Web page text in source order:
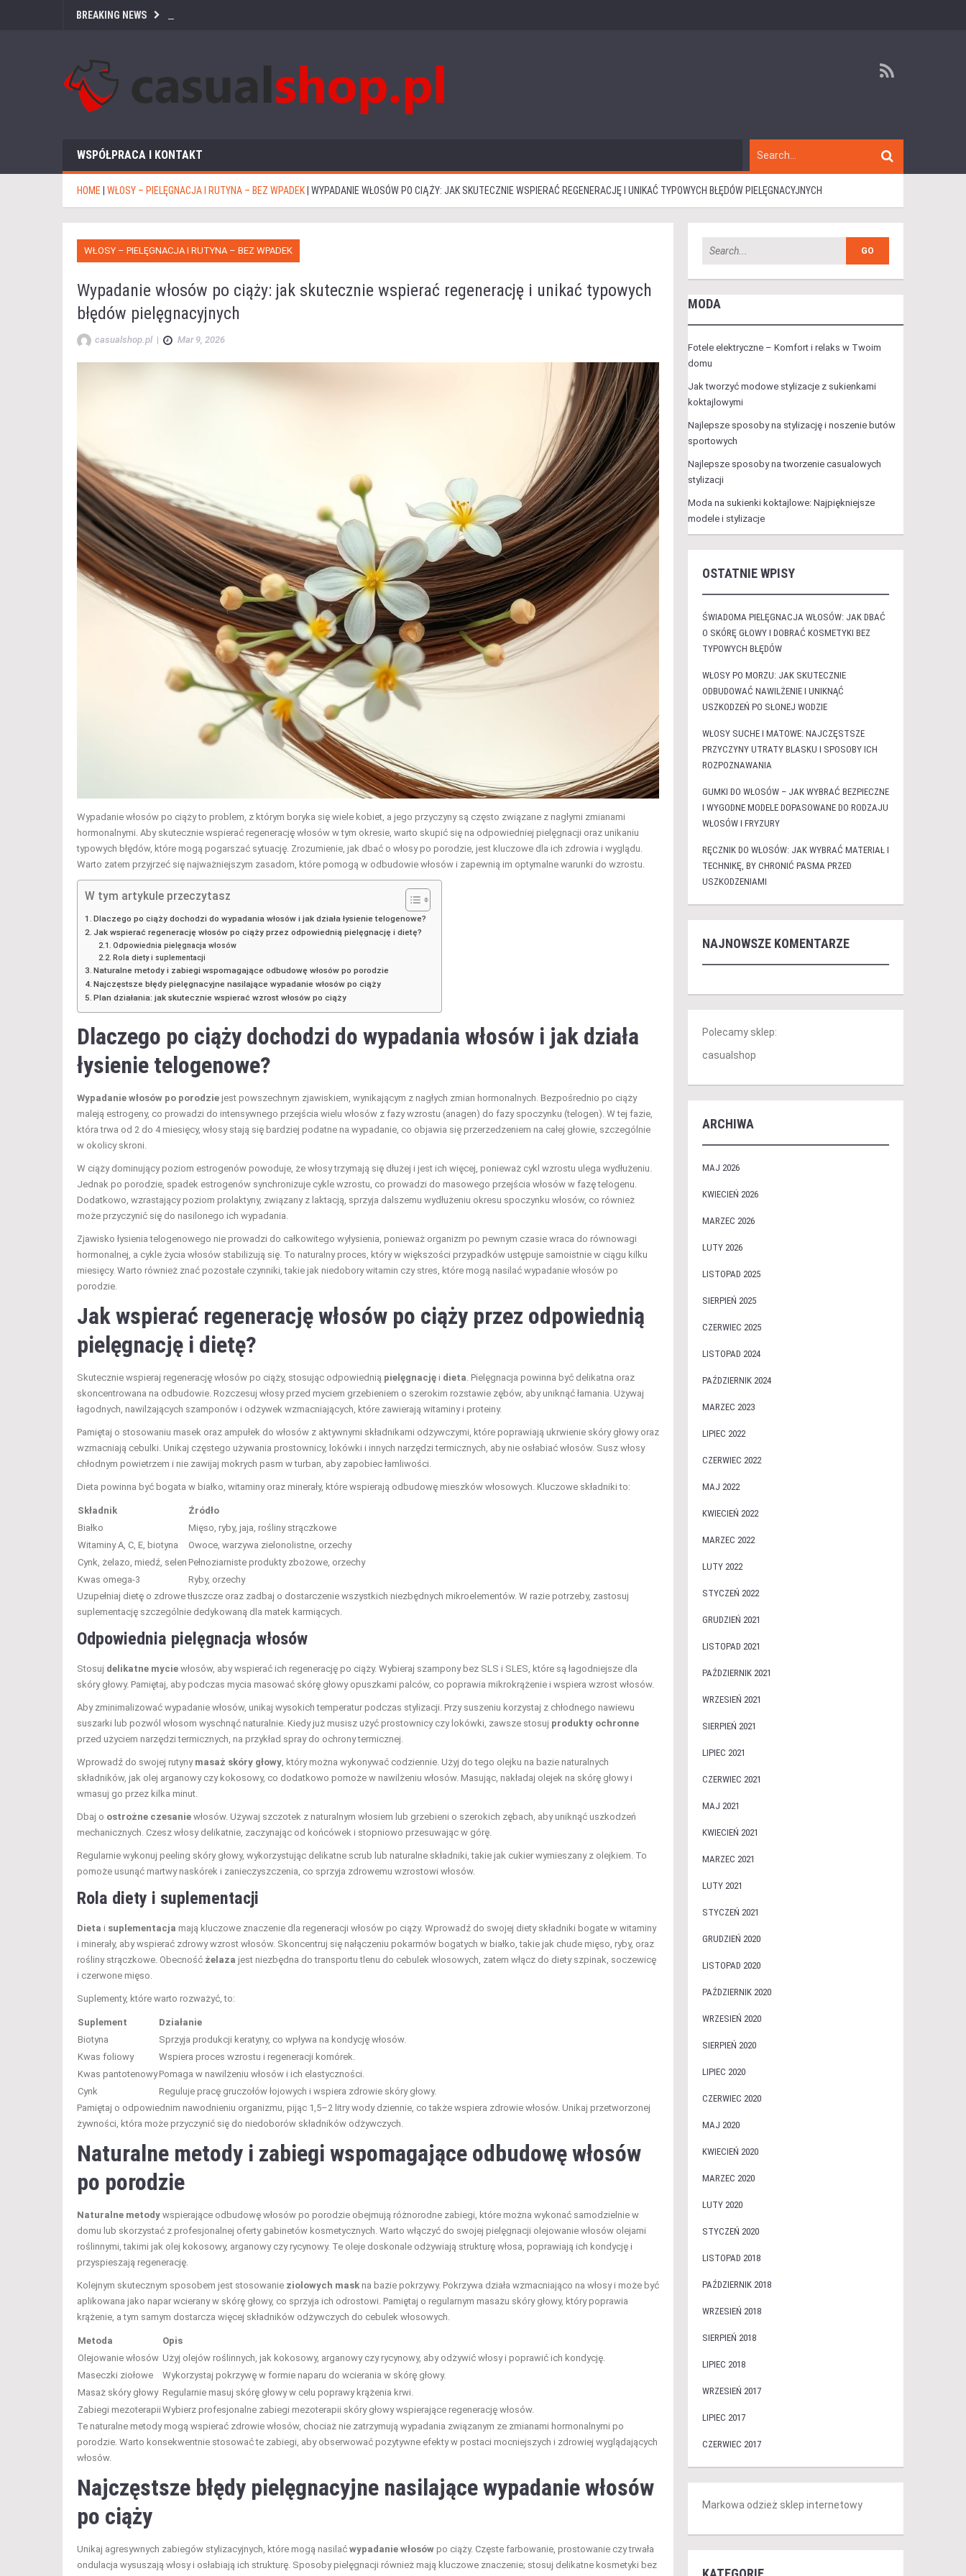
BREAKING NEWS
WSPÓŁPRACA I KONTAKT
HOME WŁOSY – PIELĘGNACJA I RUTYNA – BEZ WPADEK WYPADANIE WŁOSÓW PO CIĄŻY: JAK SKUTECZNIE WSPIERAĆ REGENERACJĘ I UNIKAĆ TYPOWYCH BŁĘDÓW PIELĘGNACYJNYCH
WŁOSY – PIELĘGNACJA I RUTYNA – BEZ WPADEK
Wypadanie włosów po ciąży: jak skutecznie wspierać regenerację i unikać typowych
błędów pielęgnacyjnych
casualshop.pl | Mar 9, 2026
Wypadanie włosów po ciąży to problem, z którym boryka się wiele kobiet, a jego przyczyny są często związane z nagłymi zmianami
hormonalnymi. Aby skutecznie wspierać regenerację włosów w tym okresie, warto skupić się na odpowiedniej pielęgnacji oraz unikaniu
typowych błędów, które mogą pogarszać sytuację. Zrozumienie, jak dbać o włosy po porodzie, jest kluczowe dla ich zdrowia i wyglądu.
Warto zatem przyjrzeć się najważniejszym zasadom, które pomogą w odbudowie włosów i zapewnią im optymalne warunki do wzrostu.
W tym artykule przeczytasz
Dlaczego po ciąży dochodzi do wypadania włosów i jak działa łysienie telogenowe?
Jak wspierać regenerację włosów po ciąży przez odpowiednią pielęgnację i dietę?
Odpowiednia pielęgnacja włosów
Rola diety i suplementacji
Naturalne metody i zabiegi wspomagające odbudowę włosów po porodzie
Najczęstsze błędy pielęgnacyjne nasilające wypadanie włosów po ciąży
Plan działania: jak skutecznie wspierać wzrost włosów po ciąży
Dlaczego po ciąży dochodzi do wypadania włosów i jak działa
łysienie telogenowe?
Wypadanie włosów po porodzie jest powszechnym zjawiskiem, wynikającym z nagłych zmian hormonalnych. Bezpośrednio po ciąży
maleją estrogeny, co prowadzi do intensywnego przejścia wielu włosów z fazy wzrostu (anagen) do fazy spoczynku (telogen). W tej fazie,
która trwa od 2 do 4 miesięcy, włosy stają się bardziej podatne na wypadanie, co objawia się przerzedzeniem na całej głowie, szczególnie
w okolicy skroni.
W ciąży dominujący poziom estrogenów powoduje, że włosy trzymają się dłużej i jest ich więcej, ponieważ cykl wzrostu ulega wydłużeniu.
Jednak po porodzie, spadek estrogenów synchronizuje cykle wzrostu, co prowadzi do masowego przejścia włosów w fazę telogenu.
Dodatkowo, wzrastający poziom prolaktyny, związany z laktacją, sprzyja dalszemu wydłużeniu okresu spoczynku włosów, co również
może przyczynić się do nasilonego ich wypadania.
Zjawisko łysienia telogenowego nie prowadzi do całkowitego wyłysienia, ponieważ organizm po pewnym czasie wraca do równowagi
hormonalnej, a cykle życia włosów stabilizują się. To naturalny proces, który w większości przypadków ustępuje samoistnie w ciągu kilku
miesięcy. Warto również znać pozostałe czynniki, takie jak niedobory witamin czy stres, które mogą nasilać wypadanie włosów po
porodzie.
Jak wspierać regenerację włosów po ciąży przez odpowiednią
pielęgnację i dietę?
Skutecznie wspieraj regenerację włosów po ciąży, stosując odpowiednią pielęgnację i dieta. Pielęgnacja powinna być delikatna oraz
skoncentrowana na odbudowie. Rozczesuj włosy przed myciem grzebieniem o szerokim rozstawie zębów, aby uniknąć łamania. Używaj
łagodnych, nawilżających szamponów i odżywek wzmacniających, które zawierają witaminy i proteiny.
Pamiętaj o stosowaniu masek oraz ampułek do włosów z aktywnymi składnikami odżywczymi, które poprawiają ukrwienie skóry głowy oraz
wzmacniają cebulki. Unikaj częstego używania prostownicy, lokówki i innych narzędzi termicznych, aby nie osłabiać włosów. Susz włosy
chłodnym powietrzem i nie zawijaj mokrych pasm w turban, aby zapobiec łamliwości.
Dieta powinna być bogata w białko, witaminy oraz minerały, które wspierają odbudowę mieszków włosowych. Kluczowe składniki to:
Składnik
Źródło
Białko
Mięso, ryby, jaja, rośliny strączkowe
Witaminy A, C, E, biotyna
Owoce, warzywa zielonolistne, orzechy
Cynk, żelazo, miedź, selen Pełnoziarniste produkty zbożowe, orzechy
Kwas omega-3
Ryby, orzechy
Uzupełniaj dietę o zdrowe tłuszcze oraz zadbaj o dostarczenie wszystkich niezbędnych mikroelementów. W razie potrzeby, zastosuj
suplementację szczególnie dedykowaną dla matek karmiących.
Odpowiednia pielęgnacja włosów
Stosuj delikatne mycie włosów, aby wspierać ich regenerację po ciąży. Wybieraj szampony bez SLS i SLES, które są łagodniejsze dla
skóry głowy. Pamiętaj, aby podczas mycia masować skórę głowy opuszkami palców, co poprawia mikrokrążenie i wspiera wzrost włosów.
Aby zminimalizować wypadanie włosów, unikaj wysokich temperatur podczas stylizacji. Przy suszeniu korzystaj z chłodnego nawiewu
suszarki lub pozwól włosom wyschnąć naturalnie. Kiedy już musisz użyć prostownicy czy lokówki, zawsze stosuj produkty ochronne
przed użyciem narzędzi termicznych, na przykład spray do ochrony termicznej.
Wprowadź do swojej rutyny masaż skóry głowy, który można wykonywać codziennie. Użyj do tego olejku na bazie naturalnych
składników, jak olej arganowy czy kokosowy, co dodatkowo pomoże w nawilżeniu włosów. Masując, nakładaj olejek na skórę głowy i
wmasuj go przez kilka minut.
Dbaj o ostrożne czesanie włosów. Używaj szczotek z naturalnym włosiem lub grzebieni o szerokich zębach, aby uniknąć uszkodzeń
mechanicznych. Czesz włosy delikatnie, zaczynając od końcówek i stopniowo przesuwając w górę.
Regularnie wykonuj peeling skóry głowy, wykorzystując delikatne scrub lub naturalne składniki, takie jak cukier wymieszany z olejkiem. To
pomoże usunąć martwy naskórek i zanieczyszczenia, co sprzyja zdrowemu wzrostowi włosów.
Rola diety i suplementacji
Dieta i suplementacja mają kluczowe znaczenie dla regeneracji włosów po ciąży. Wprowadź do swojej diety składniki bogate w witaminy
i minerały, aby wspierać zdrowy wzrost włosów. Skoncentruj się nałączeniu pokarmów bogatych w białko, takie jak chude mięso, ryby, oraz
rośliny strączkowe. Obecność żelaza jest niezbędna do transportu tlenu do cebulek włosowych, zatem włącz do diety szpinak, soczewicę
i czerwone mięso.
Suplementy, które warto rozważyć, to:
Suplement
Działanie
Biotyna
Sprzyja produkcji keratyny, co wpływa na kondycję włosów.
Kwas foliowy
Wspiera proces wzrostu i regeneracji komórek.
Kwas pantotenowyPomaga w nawilżeniu włosów i ich elastyczności.
Cynk
Reguluje pracę gruczołów łojowych i wspiera zdrowie skóry głowy.
Pamiętaj o odpowiednim nawodnieniu organizmu, pijąc 1,5–2 litry wody dziennie, co także wspiera zdrowie włosów. Unikaj przetworzonej
żywności, która może przyczynić się do niedoborów składników odżywczych.
Naturalne metody i zabiegi wspomagające odbudowę włosów
po porodzie
Naturalne metody wspierające odbudowę włosów po porodzie obejmują różnorodne zabiegi, które można wykonać samodzielnie w
domu lub skorzystać z profesjonalnej oferty gabinetów kosmetycznych. Warto włączyć do swojej pielęgnacji olejowanie włosów olejami
roślinnymi, takimi jak olej kokosowy, arganowy czy rycynowy. Te oleje doskonale odżywiają strukturę włosa, poprawiają ich kondycję i
przyspieszają regenerację.
Kolejnym skutecznym sposobem jest stosowanie ziolowych mask na bazie pokrzywy. Pokrzywa działa wzmacniająco na włosy i może być
aplikowana jako napar wcierany w skórę głowy, co sprzyja ich odrostowi. Pamiętaj o regularnym masażu skóry głowy, który poprawia
krążenie, a tym samym dostarcza więcej składników odżywczych do cebulek włosowych.
Metoda
Opis
Olejowanie włosów Użyj olejów roślinnych, jak kokosowy, arganowy czy rycynowy, aby odżywić włosy i poprawić ich kondycję.
Maseczki ziołowe
Wykorzystaj pokrzywę w formie naparu do wcierania w skórę głowy.
Masaż skóry głowy Regularnie masuj skórę głowy w celu poprawy krążenia krwi.
Zabiegi mezoterapii Wybierz profesjonalne zabiegi mezoterapii skóry głowy wspierające regenerację włosów.
Te naturalne metody mogą wspierać zdrowie włosów, chociaż nie zatrzymują wypadania związanym ze zmianami hormonalnymi po
porodzie. Warto konsekwentnie stosować te zabiegi, aby obserwować pozytywne efekty w postaci mocniejszych i zdrowiej wyglądających
włosów.
Najczęstsze błędy pielęgnacyjne nasilające wypadanie włosów
po ciąży
Unikaj agresywnych zabiegów stylizacyjnych, które mogą nasilać wypadanie włosów po ciąży. Częste farbowanie, prostowanie czy trwała
ondulacja wysuszają włosy i osłabiają ich strukturę. Sposoby pielęgnacji również mają kluczowe znaczenie; stosuj delikatne kosmetyki bez
MODA
Fotele elektryczne – Komfort i relaks w Twoim
domu
Jak tworzyć modowe stylizacje z sukienkami
koktajlowymi
Najlepsze sposoby na stylizację i noszenie butów
sportowych
Najlepsze sposoby na tworzenie casualowych
stylizacji
Moda na sukienki koktajlowe: Najpiękniejsze
modele i stylizacje
OSTATNIE WPISY
ŚWIADOMA PIELĘGNACJA WŁOSÓW: JAK DBAĆ
O SKÓRĘ GŁOWY I DOBRAĆ KOSMETYKI BEZ
TYPOWYCH BŁĘDÓW
WŁOSY PO MORZU: JAK SKUTECZNIE
ODBUDOWAĆ NAWILŻENIE I UNIKNĄĆ
USZKODZEŃ PO SŁONEJ WODZIE
WŁOSY SUCHE I MATOWE: NAJCZĘSTSZE
PRZYCZYNY UTRATY BLASKU I SPOSOBY ICH
ROZPOZNAWANIA
GUMKI DO WŁOSÓW – JAK WYBRAĆ BEZPIECZNE
I WYGODNE MODELE DOPASOWANE DO RODZAJU
WŁOSÓW I FRYZURY
RĘCZNIK DO WŁOSÓW: JAK WYBRAĆ MATERIAŁ I
TECHNIKĘ, BY CHRONIĆ PASMA PRZED
USZKODZENIAMI
NAJNOWSZE KOMENTARZE
Polecamy sklep:
casualshop
ARCHIWA
MAJ 2026
KWIECIEŃ 2026
MARZEC 2026
LUTY 2026
LISTOPAD 2025
SIERPIEŃ 2025
CZERWIEC 2025
LISTOPAD 2024
PAŹDZIERNIK 2024
MARZEC 2023
LIPIEC 2022
CZERWIEC 2022
MAJ 2022
KWIECIEŃ 2022
MARZEC 2022
LUTY 2022
STYCZEŃ 2022
GRUDZIEŃ 2021
LISTOPAD 2021
PAŹDZIERNIK 2021
WRZESIEŃ 2021
SIERPIEŃ 2021
LIPIEC 2021
CZERWIEC 2021
MAJ 2021
KWIECIEŃ 2021
MARZEC 2021
LUTY 2021
STYCZEŃ 2021
GRUDZIEŃ 2020
LISTOPAD 2020
PAŹDZIERNIK 2020
WRZESIEŃ 2020
SIERPIEŃ 2020
LIPIEC 2020
CZERWIEC 2020
MAJ 2020
KWIECIEŃ 2020
MARZEC 2020
LUTY 2020
STYCZEŃ 2020
LISTOPAD 2018
PAŹDZIERNIK 2018
WRZESIEŃ 2018
SIERPIEŃ 2018
LIPIEC 2018
WRZESIEŃ 2017
LIPIEC 2017
CZERWIEC 2017
Markowa odzież sklep internetowy